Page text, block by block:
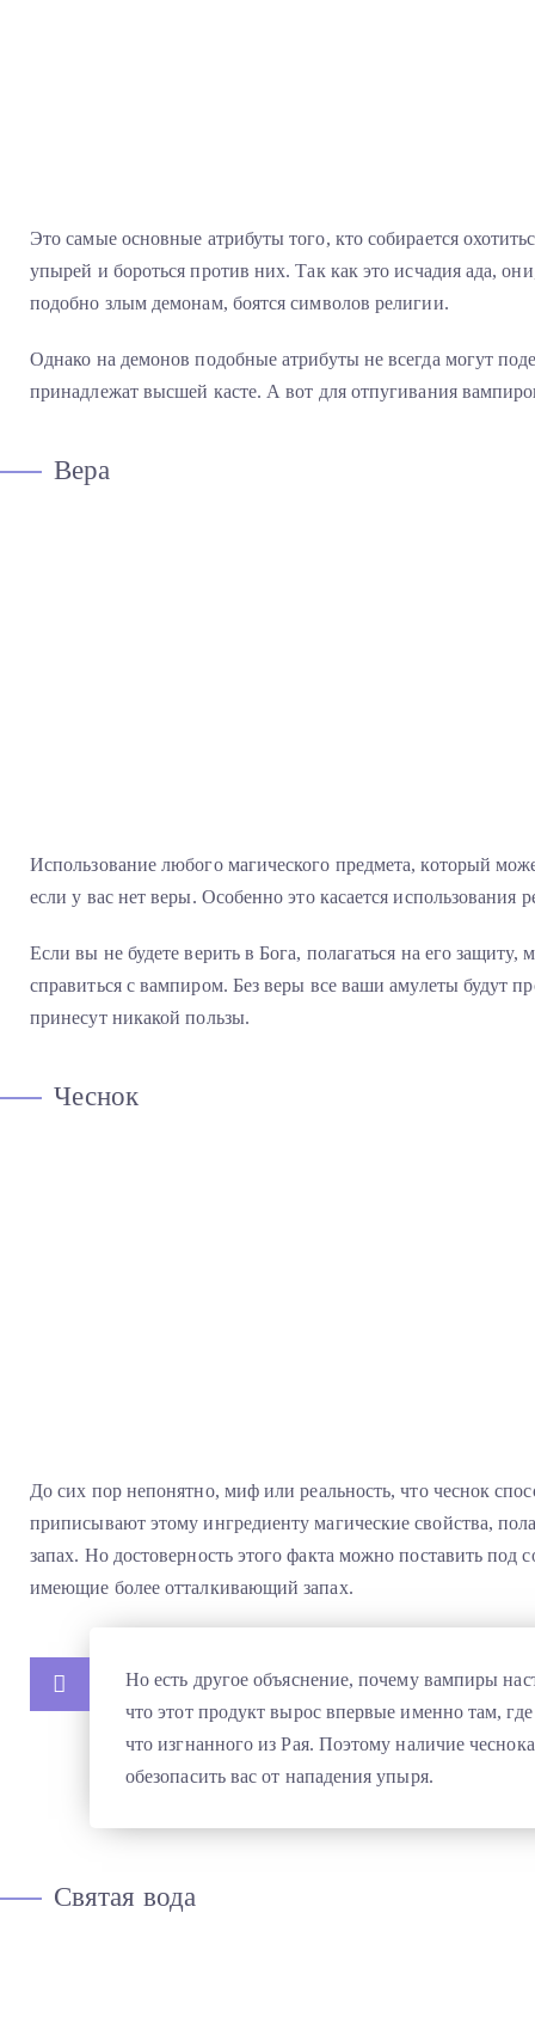
Это самые основные атрибуты того, кто собирается
упырей и бороться против них. Так как это исчадия ада,
подобно злым демонам, боятся символов религии.
Однако на демонов подобные атрибуты не всегда могут
принадлежат высшей касте. А вот для отпугивания
Вера
Использование любого магического предмета, который
если у вас нет веры. Особенно это касается использования
Если вы не будете верить в Бога, полагаться на его
справиться с вампиром. Без веры все ваши амулеты будут
принесут никакой пользы.
Чеснок
До сих пор непонятно, миф или реальность, что чеснок
приписывают этому ингредиенту магические свойства,
запах. Но достоверность этого факта можно поставить под
имеющие более отталкивающий запах.
Но есть другое объяснение, почему вампиры
что этот продукт вырос впервые именно там,
что изгнанного из Рая. Поэтому наличие
обезопасить вас от нападения упыря.
Святая вода